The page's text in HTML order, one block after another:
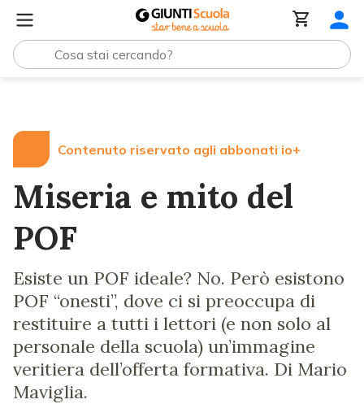
Contenuto riservato agli abbonati io+
Miseria e mito del
POF
Esiste un POF ideale? No. Però esistono
POF “onesti”, dove ci si preoccupa di
restituire a tutti i lettori (e non solo al
personale della scuola) un’immagine
veritiera dell’offerta formativa. Di Mario
Maviglia.